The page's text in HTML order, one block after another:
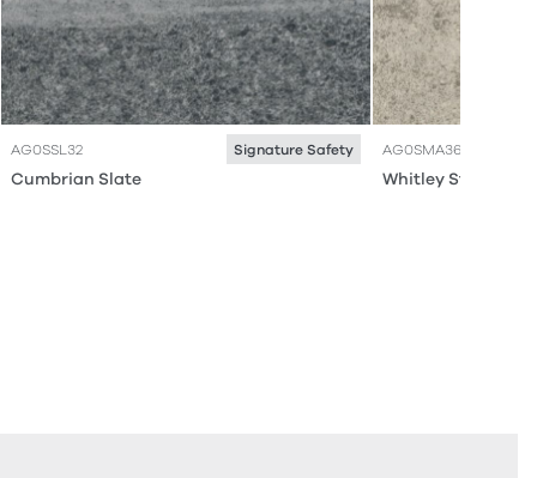
AG0SSL32 Signature Safety
Cumbrian Slate
AG0SMA36
Whitley Stone